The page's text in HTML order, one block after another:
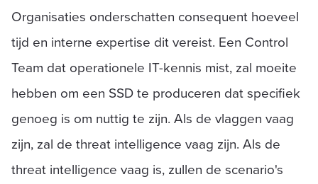
Organisaties onderschatten consequent hoeveel
tijd en interne expertise dit vereist. Een Control
Team dat operationele IT-kennis mist, zal moeite
hebben om een SSD te produceren dat specifiek
genoeg is om nuttig te zijn. Als de vlaggen vaag
zijn, zal de threat intelligence vaag zijn. Als de
threat intelligence vaag is, zullen de scenario's